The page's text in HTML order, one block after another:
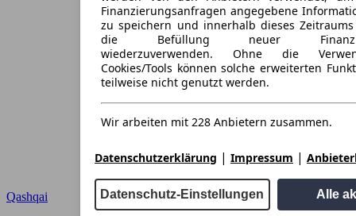
Finanzierungsanfragen angegebene
zu speichern und innerhalb dieses
die Befüllung neuer
wiederzuverwenden. Ohne die
Cookies/Tools können solche erweiterten
teilweise nicht genutzt werden.
Wir arbeiten mit 228 Anbietern zusammen.
Datenschutzerklärung | Impressum |
Datenschutz-Einstellungen Alle
Qashqai